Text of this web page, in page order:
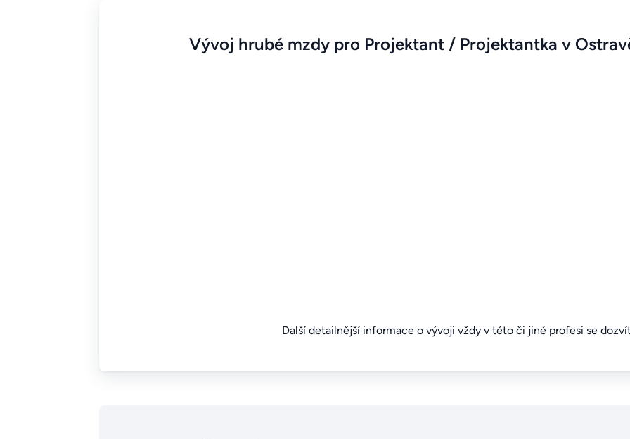
Vývoj hrubé mzdy pro Projektant / Projektantka v
Další detailnější informace o vývoji vždy v této či jiné profesi se